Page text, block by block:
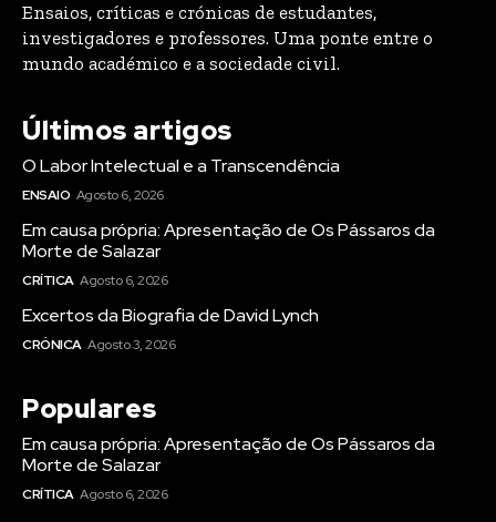
Ensaios, críticas e crónicas de estudantes,
investigadores e professores. Uma ponte entre o
mundo académico e a sociedade civil.
Últimos artigos
O Labor Intelectual e a Transcendência
ENSAIO Agosto 6, 2026
Em causa própria: Apresentação de Os Pássaros da
Morte de Salazar
CRÍTICA Agosto 6, 2026
Excertos da Biografia de David Lynch
CRÓNICA Agosto 3, 2026
Populares
Em causa própria: Apresentação de Os Pássaros da
Morte de Salazar
CRÍTICA Agosto 6, 2026